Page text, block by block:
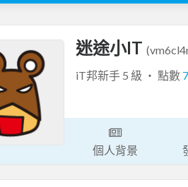
迷途小IT
iT邦新手 5 級 ‧ 點數 7
個人背景